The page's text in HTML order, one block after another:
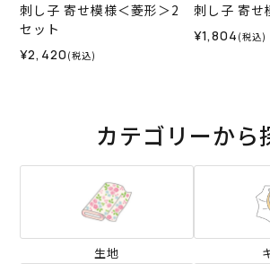
刺し子 寄せ模様＜菱形＞2
セット
¥2,420 (税込)
刺し子 寄せ
¥1,804 (税込)
カテゴリーから
生地